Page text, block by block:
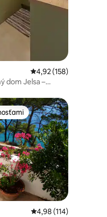
Priemerné
4,92 (158)
dom Jelsa –
hodnotení: 230
hosťami
Priemerné
4,98 (114)